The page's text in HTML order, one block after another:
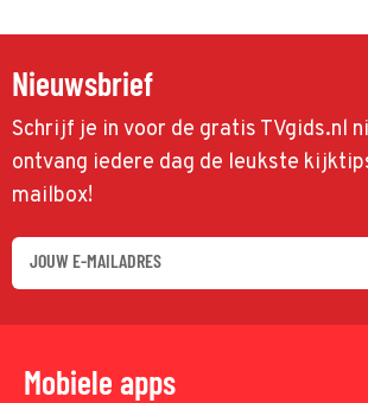
Nieuwsbrief
Schrijf je in voor de gratis TVgids.nl
ontvang iedere dag de leukste
mailbox!
Mobiele apps